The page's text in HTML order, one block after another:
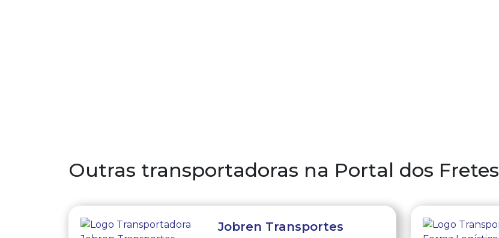
Outras transportadoras na Portal dos Fretes
Jobren Transportes